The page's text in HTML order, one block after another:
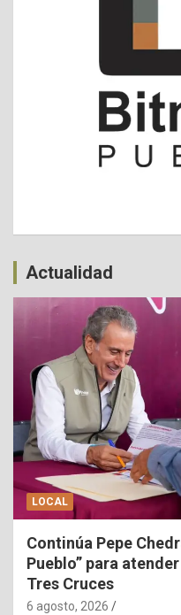
Actualidad
LOCAL
Continúa Pepe
Pueblo” para
Tres Cruces
6 agosto, 2026